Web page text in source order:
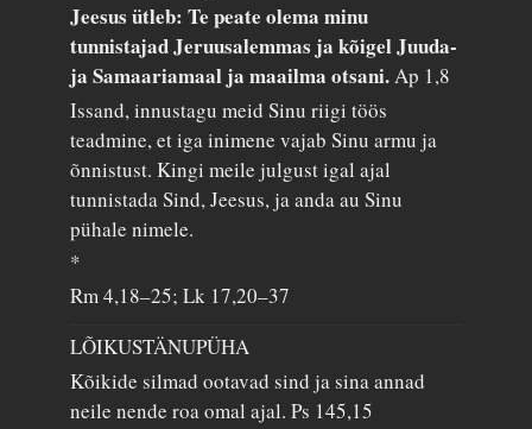
Jeesus ütleb: Te peate olema minu
tunnistajad Jeruusalemmas ja kõigel Juuda-
ja Samaariamaal ja maailma otsani.Ap 1,8
Issand, innustagu meid Sinu riigi töös
teadmine, et iga inimene vajab Sinu armu ja
õnnistust. Kingi meile julgust igal ajal
tunnistada Sind, Jeesus, ja anda au Sinu
pühale nimele.
*
Rm 4,18–25; Lk 17,20–37
LÕIKUSTÄNUPÜHA
Kõikide silmad ootavad sind ja sina annad
neile nende roa omal ajal.Ps 145,15